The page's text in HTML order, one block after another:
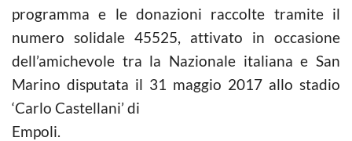
programma e le donazioni raccolte tramite il
numero solidale 45525, attivato in occasione
dell’amichevole tra la Nazionale italiana e San
Marino disputata il 31 maggio 2017 allo stadio
‘Carlo Castellani’ di
Empoli.